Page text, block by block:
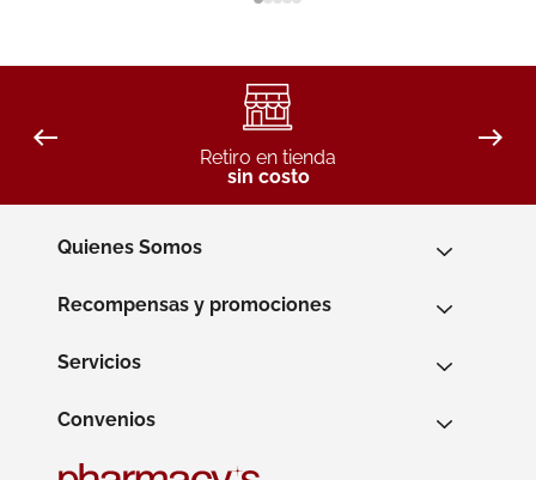
Retiro en tienda
sin costo
Quienes Somos
Recompensas y promociones
Servicios
Convenios